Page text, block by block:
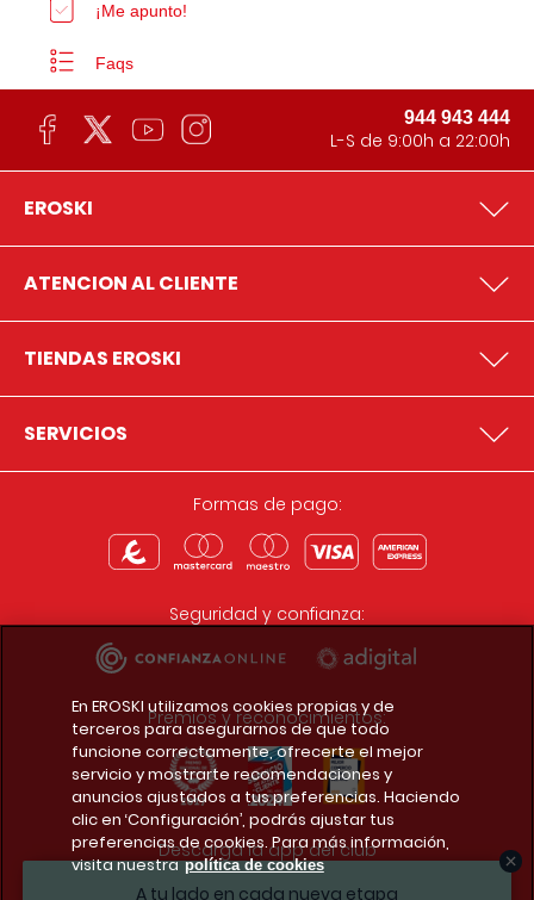
A tu lado en cada nueva etapa
¡Me apunto!
Faqs
944 943 444
L-S de 9:00h a 22:00h
EROSKI
ATENCION AL CLIENTE
TIENDAS EROSKI
SERVICIOS
Formas de pago:
Seguridad y confianza:
Premios y reconocimientos:
Descarga la app del club
En EROSKI utilizamos cookies propias y de
terceros para asegurarnos de que todo
funcione correctamente, ofrecerte el mejor
servicio y mostrarte recomendaciones y
anuncios ajustados a tus preferencias. Haciendo
clic en ‘Configuración’, podrás ajustar tus
preferencias de cookies. Para más información,
visita nuestra política de cookies